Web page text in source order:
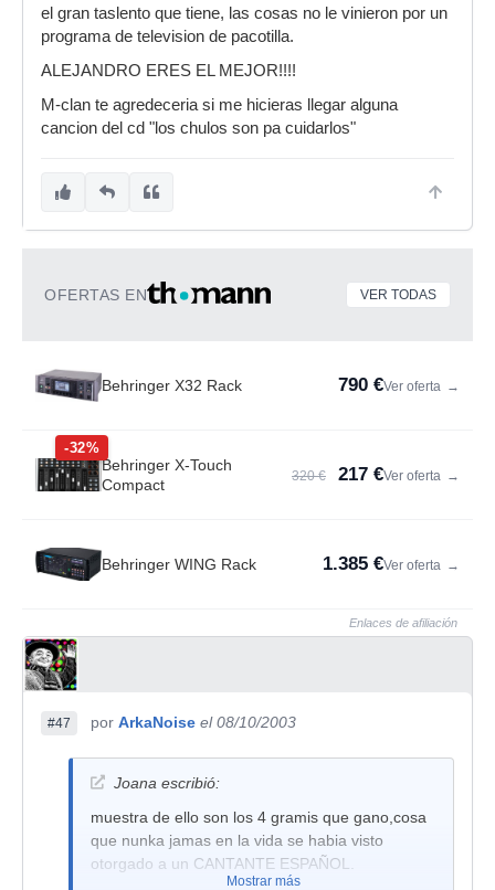
el gran taslento que tiene, las cosas no le vinieron por un
programa de television de pacotilla.
ALEJANDRO ERES EL MEJOR!!!!
M-clan te agredeceria si me hicieras llegar alguna
cancion del cd "los chulos son pa cuidarlos"
OFERTAS EN VER TODAS
Behringer X32 Rack 790 €Ver oferta →
-32%
Behringer X-Touch
Compact
320 € 217 €Ver oferta →
Behringer WING Rack 1.385 €Ver oferta →
Enlaces de afiliación
#47 por ArkaNoise el 08/10/2003
Joana escribió:
muestra de ello son los 4 gramis que gano,cosa
que nunka jamas en la vida se habia visto
otorgado a un CANTANTE ESPAÑOL.
Mostrar más